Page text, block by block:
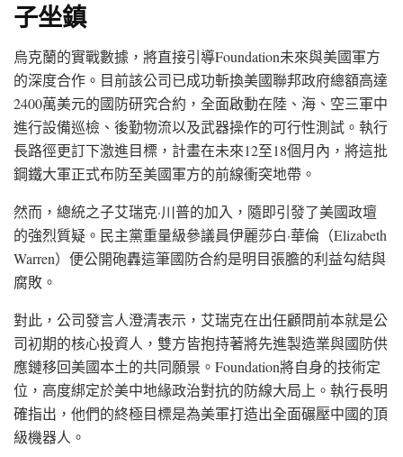
子坐鎮
烏克蘭的實戰數據，將直接引導Foundation未來與美國軍方
的深度合作。目前該公司已成功斬換美國聯邦政府總額高達
2400萬美元的國防研究合約，全面啟動在陸、海、空三軍中
進行設備巡檢、後勤物流以及武器操作的可行性測試。執行
長路徑更訂下激進目標，計畫在未來12至18個月內，將這批
鋼鐵大軍正式布防至美國軍方的前線衝突地帶。
然而，總統之子艾瑞克·川普的加入，隨即引發了美國政壇
的強烈質疑。民主黨重量級參議員伊麗莎白·華倫（Elizabeth
Warren）便公開砲轟這筆國防合約是明目張膽的利益勾結與
腐敗。
對此，公司發言人澄清表示，艾瑞克在出任顧問前本就是公
司初期的核心投資人，雙方皆抱持著將先進製造業與國防供
應鏈移回美國本土的共同願景。Foundation將自身的技術定
位，高度綁定於美中地緣政治對抗的防線大局上。執行長明
確指出，他們的終極目標是為美軍打造出全面碾壓中國的頂
級機器人。